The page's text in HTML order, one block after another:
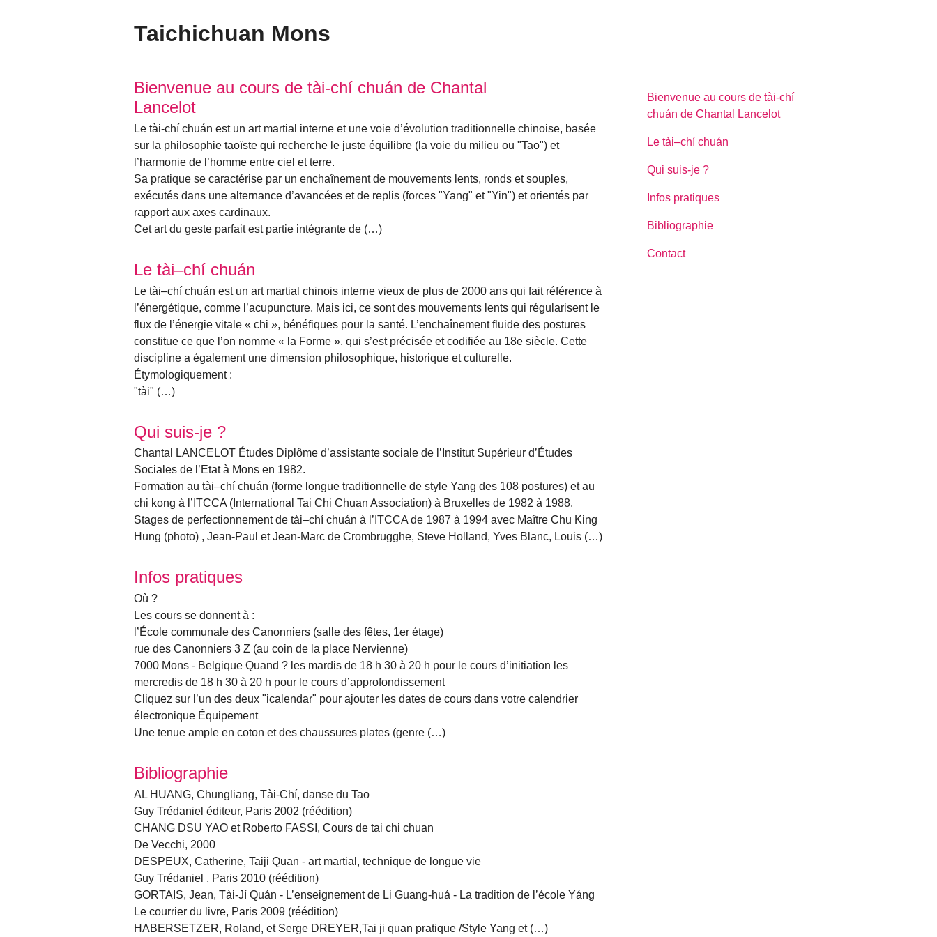
Taichichuan Mons
Articles les plus récents
Bienvenue au cours de tài-chí chuán de Chantal
Lancelot
Le tài-chí chuán est un art martial interne et une voie d’évolution traditionnelle chinoise, basée
sur la philosophie taoïste qui recherche le juste équilibre (la voie du milieu ou "Tao") et
l’harmonie de l’homme entre ciel et terre.
Sa pratique se caractérise par un enchaînement de mouvements lents, ronds et souples,
exécutés dans une alternance d’avancées et de replis (forces "Yang" et "Yin") et orientés par
rapport aux axes cardinaux.
Cet art du geste parfait est partie intégrante de (…)
Le tài–chí chuán
Le tài–chí chuán est un art martial chinois interne vieux de plus de 2000 ans qui fait référence à
l’énergétique, comme l’acupuncture. Mais ici, ce sont des mouvements lents qui régularisent le
flux de l’énergie vitale « chi », bénéfiques pour la santé. L’enchaînement fluide des postures
constitue ce que l’on nomme « la Forme », qui s’est précisée et codifiée au 18e siècle. Cette
discipline a également une dimension philosophique, historique et culturelle.
Étymologiquement :
"tài" (…)
Qui suis-je ?
Chantal LANCELOT Études Diplôme d’assistante sociale de l’Institut Supérieur d’Études
Sociales de l’Etat à Mons en 1982.
Formation au tài–chí chuán (forme longue traditionnelle de style Yang des 108 postures) et au
chi kong à l’ITCCA (International Tai Chi Chuan Association) à Bruxelles de 1982 à 1988.
Stages de perfectionnement de tài–chí chuán à l’ITCCA de 1987 à 1994 avec Maître Chu King
Hung (photo) , Jean-Paul et Jean-Marc de Crombrugghe, Steve Holland, Yves Blanc, Louis (…)
Infos pratiques
Où ?
Les cours se donnent à :
l’École communale des Canonniers (salle des fêtes, 1er étage)
rue des Canonniers 3 Z (au coin de la place Nervienne)
7000 Mons - Belgique Quand ? les mardis de 18 h 30 à 20 h pour le cours d’initiation les
mercredis de 18 h 30 à 20 h pour le cours d’approfondissement
Cliquez sur l’un des deux "icalendar" pour ajouter les dates de cours dans votre calendrier
électronique Équipement
Une tenue ample en coton et des chaussures plates (genre (…)
Bibliographie
AL HUANG, Chungliang, Tài-Chí, danse du Tao
Guy Trédaniel éditeur, Paris 2002 (réédition)
CHANG DSU YAO et Roberto FASSI, Cours de tai chi chuan
De Vecchi, 2000
DESPEUX, Catherine, Taiji Quan - art martial, technique de longue vie
Guy Trédaniel , Paris 2010 (réédition)
GORTAIS, Jean, Tài-Jí Quán - L’enseignement de Li Guang-huá - La tradition de l’école Yáng
Le courrier du livre, Paris 2009 (réédition)
HABERSETZER, Roland, et Serge DREYER,Tai ji quan pratique /Style Yang et (…)
Bienvenue au cours de tài-chí
chuán de Chantal Lancelot
Le tài–chí chuán
Qui suis-je ?
Infos pratiques
Bibliographie
Contact